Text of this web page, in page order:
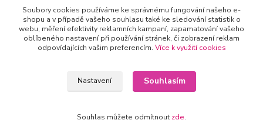
+420 602 223 614
info@zahradnictvipetro.cz
Soubory cookies používáme ke správnému fungování našeho e-
shopu a v případě vašeho souhlasu také ke sledování statistik o
webu, měření efektivity reklamních kampaní, zapamatování vašeho
oblíbeného nastavení při používání stránek, či zobrazení reklam
odpovídajících vašim preferencím. Více k využití cookies
Nastavení Souhlasím
Souhlas můžete odmítnout zde.